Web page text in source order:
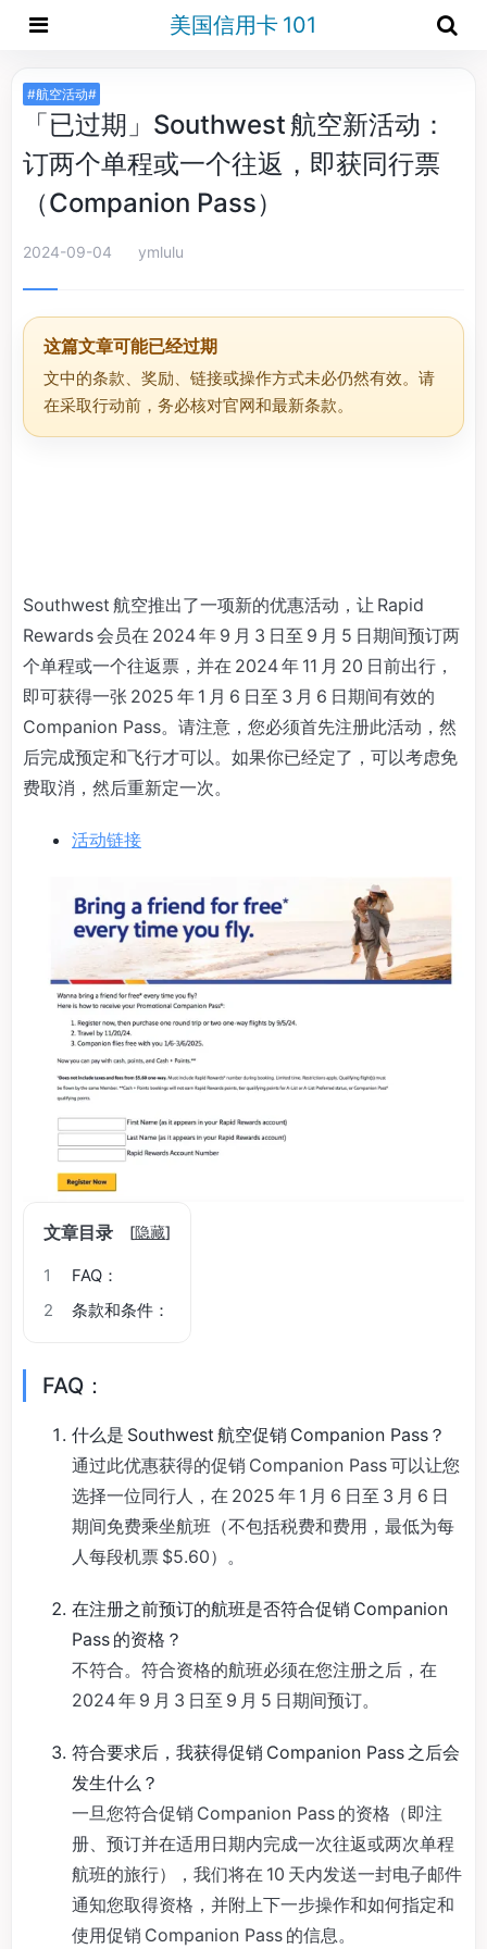
美国信用卡 101
#航空活动#
「已过期」Southwest 航空新活动：
订两个单程或一个往返，即获同行票
（Companion Pass）
2024-09-04 ymlulu
这篇文章可能已经过期
文中的条款、奖励、链接或操作方式未必仍然有效。请
在采取行动前，务必核对官网和最新条款。
Southwest 航空推出了一项新的优惠活动，让 Rapid
Rewards 会员在 2024 年 9 月 3 日至 9 月 5 日期间预订两
个单程或一个往返票，并在 2024 年 11 月 20 日前出行，
即可获得一张 2025 年 1 月 6 日至 3 月 6 日期间有效的
Companion Pass。请注意，您必须首先注册此活动，然
后完成预定和飞行才可以。如果你已经定了，可以考虑免
费取消，然后重新定一次。
活动链接
文章目录 [隐藏]
1
FAQ：
2
条款和条件：
FAQ：
什么是 Southwest 航空促销 Companion Pass？
通过此优惠获得的促销 Companion Pass 可以让您
选择一位同行人，在 2025 年 1 月 6 日至 3 月 6 日
期间免费乘坐航班（不包括税费和费用，最低为每
人每段机票 $5.60）。
在注册之前预订的航班是否符合促销 Companion
Pass 的资格？
不符合。符合资格的航班必须在您注册之后，在
2024 年 9 月 3 日至 9 月 5 日期间预订。
符合要求后，我获得促销 Companion Pass 之后会
发生什么？
一旦您符合促销 Companion Pass 的资格（即注
册、预订并在适用日期内完成一次往返或两次单程
航班的旅行），我们将在 10 天内发送一封电子邮件
通知您取得资格，并附上下一步操作和如何指定和
使用促销 Companion Pass 的信息。